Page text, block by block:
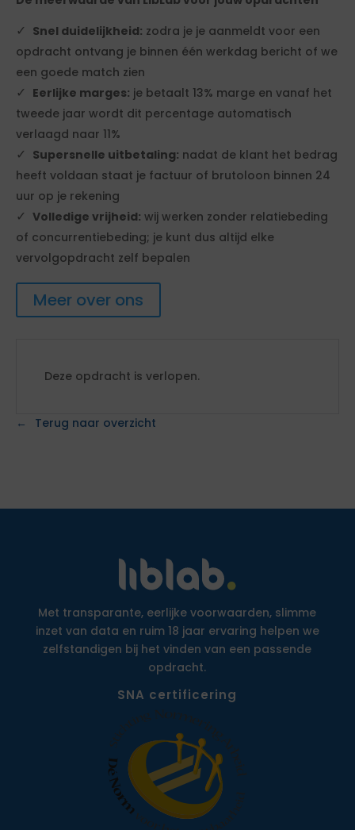
Snel duidelijkheid: zodra je je aanmeldt voor een
opdracht ontvang je binnen één werkdag bericht of we
een goede match zien
Eerlijke marges: je betaalt 13% marge en vanaf het
tweede jaar wordt dit percentage automatisch
verlaagd naar 11%
Supersnelle uitbetaling: nadat de klant het bedrag
heeft voldaan staat je factuur of brutoloon binnen 24
uur op je rekening
Volledige vrijheid: wij werken zonder relatiebeding
of concurrentiebeding; je kunt dus altijd elke
vervolgopdracht zelf bepalen
Meer over ons
Deze opdracht is verlopen.
Terug naar overzicht
Met transparante, eerlijke voorwaarden, slimme
inzet van data en ruim 18 jaar ervaring helpen we
zelfstandigen bij het vinden van een passende
opdracht.
SNA certificering